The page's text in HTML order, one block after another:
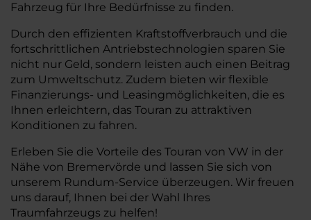
Fahrzeug für Ihre Bedürfnisse zu finden.
Durch den effizienten Kraftstoffverbrauch und die
fortschrittlichen Antriebstechnologien sparen Sie
nicht nur Geld, sondern leisten auch einen Beitrag
zum Umweltschutz. Zudem bieten wir flexible
Finanzierungs- und Leasingmöglichkeiten, die es
Ihnen erleichtern, das Touran zu attraktiven
Konditionen zu fahren.
Erleben Sie die Vorteile des Touran von VW in der
Nähe von Bremervörde und lassen Sie sich von
unserem Rundum-Service überzeugen. Wir freuen
uns darauf, Ihnen bei der Wahl Ihres
Traumfahrzeugs zu helfen!